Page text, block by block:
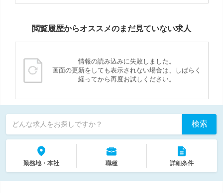
閲覧履歴からオススメのまだ見ていない求人
情報の読み込みに失敗しました。
画面の更新をしても表示されない場合は、しばらく
経ってから再度お試しください。
どんな求人をお探しですか？ 検索
勤務地・本社 職種 詳細条件